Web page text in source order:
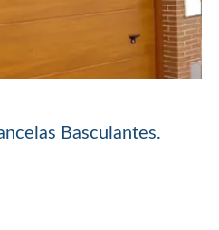
Basculantes.